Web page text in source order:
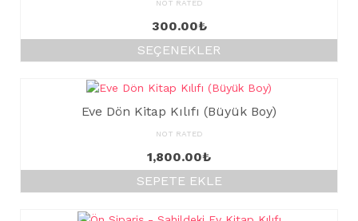
NOT RATED
300.00₺
SEÇENEKLER
ürünün
fazla
varyasyonu
Seçenekler
ürün
sayfasından
Eve Dön Kitap Kılıfı (Büyük Boy)
NOT RATED
1,800.00₺
SEPETE EKLE